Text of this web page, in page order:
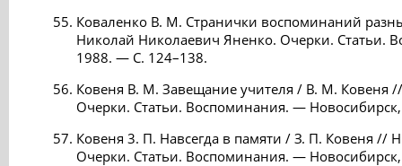
Коваленко В. М. Странички воспоминаний
Николай Николаевич Яненко. Очерки. Статьи.
1988. — С. 124–138.
Ковеня В. М. Завещание учителя / В. М. Ковеня
Очерки. Статьи. Воспоминания. —
Ковеня 3. П. Навсегда в памяти / З. П. Ковеня //
Очерки. Статьи. Воспоминания. —